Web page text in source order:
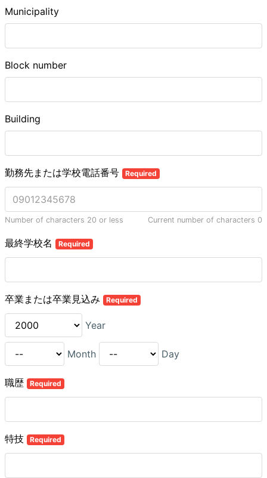
Municipality
Block number
Building
勤務先または学校電話番号 Required
Number of characters 20 or less Current number of characters 0
最終学校名 Required
卒業または卒業見込み Required
Year
Month Day
職歴 Required
特技 Required